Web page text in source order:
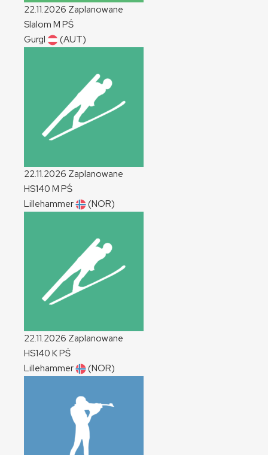
22.11.2026 Zaplanowane
Slalom M PŚ
Gurgl
(AUT)
22.11.2026 Zaplanowane
HS140 M PŚ
Lillehammer
(NOR)
22.11.2026 Zaplanowane
HS140 KPŚ
Lillehammer
(NOR)